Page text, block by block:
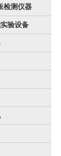
检测仪器
验设备